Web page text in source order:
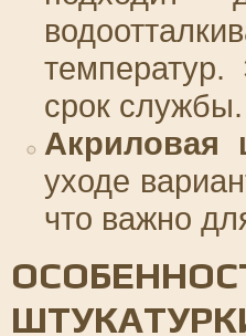
срок службы.
Акриловая
уходе
что важно